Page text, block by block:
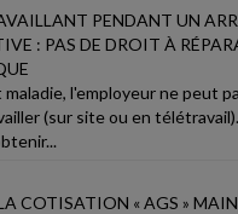
PENDANT UN
: PAS DE DROIT À
l'employeur ne peut
(sur site ou en
COTISATION « AGS »